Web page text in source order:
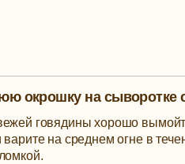
окрошку на сыворотке
говядины хорошо
на среднем огне в